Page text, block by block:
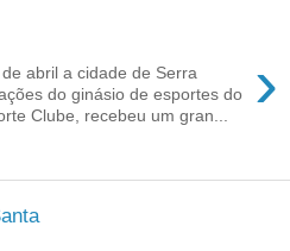
›
abril a cidade de Serra
do ginásio de esportes do
Clube, recebeu um gran...